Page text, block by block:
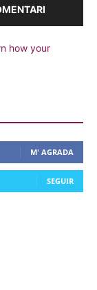
how your
M' AGRADA
SEGUIR